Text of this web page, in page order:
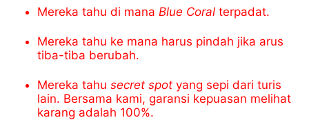
Mereka tahu di mana Blue Coral terpadat.
Mereka tahu ke mana harus pindah jika arus
tiba-tiba berubah.
Mereka tahusecret spot yang sepi dari turis
lain. Bersama kami, garansi kepuasan melihat
karang adalah 100%.